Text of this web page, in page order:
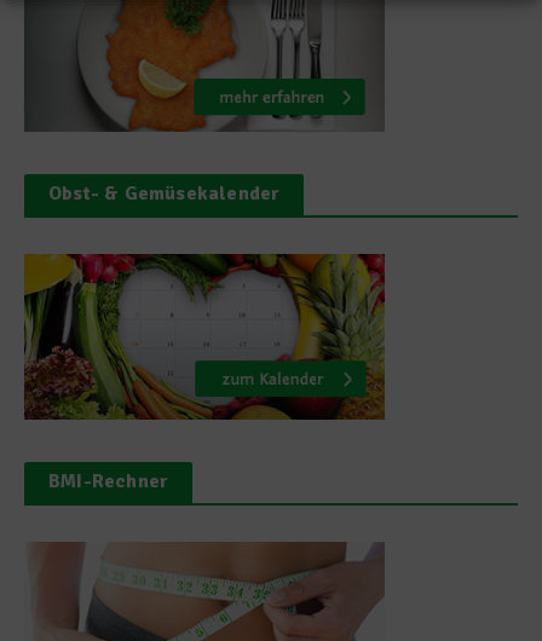
Obst- & Gemüsekalender
BMI-Rechner